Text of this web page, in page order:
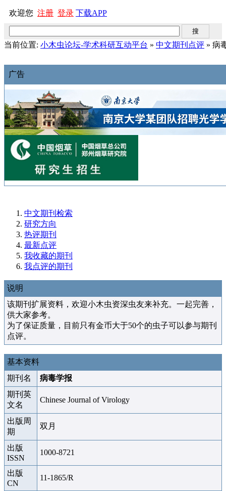
欢迎您 注册 登录 下载APP
当前位置: 小木虫论坛-学术科研互动平台 » 中文期刊点评 » 病
广告
中文期刊检索
研究方向
热评期刊
最新点评
我收藏的期刊
我点评的期刊
说明
该期刊扩展资料，欢迎小木虫资深虫友来补充。一起完善，
供大家参考。
为了保证质量，目前只有金币大于50个的虫子可以参与期刊
点评。
基本资料
期刊名
病毒学报
期刊英
文名
Chinese Journal of Virology
出版周
期
双月
出版
ISSN
1000-8721
出版
CN
11-1865/R